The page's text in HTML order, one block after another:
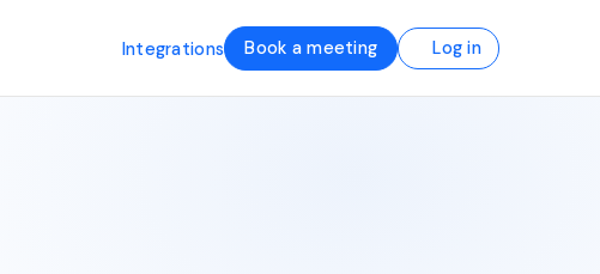
Integrations Book a meeting Log in